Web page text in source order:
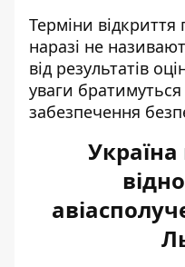
Терміни відкриття
наразі не
від результатів
уваги братимуться
забезпечення